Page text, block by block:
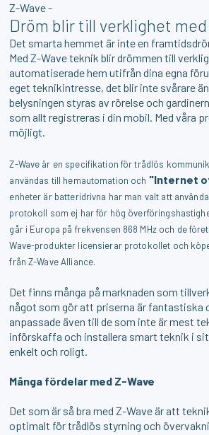
Z-Wave -
Dröm blir till verklighet
Det smarta hemmet är inte en
Med Z-Wave teknik blir drömmen till
automatiserade hem utifrån dina egna
eget teknikintresse, det blir inte svårare
belysningen styras av rörelse och
som allt registreras i din mobil. Med våra
möjligt.
Z-Wave är en specifikation för trådlös
användas till hemautomation och "Internet
enheter är batteridrivna har man valt att
protokoll som ej har för hög
går i Europa på frekvensen 868 MHz och de
Wave-produkter licensierar protokollet och
från Z-Wave Alliance.
Det finns många på marknaden som
något som gör att priserna är fantastiska
anpassade även till de som inte är mest
införskaffa och installera smart teknik i
enkelt och roligt.
Många fördelar med Z-Wave
Det som är så bra med Z-Wave är att
optimalt för trådlös styrning och